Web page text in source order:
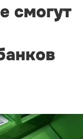
смогут